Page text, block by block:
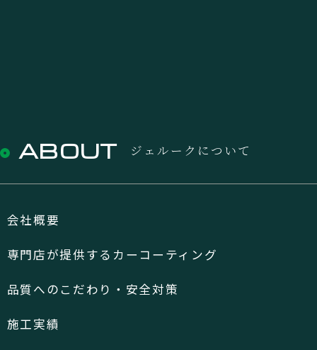
ABOUT ジェルークについて
会社概要
専門店が提供するカーコーティング
品質へのこだわり・安全対策
施工実績